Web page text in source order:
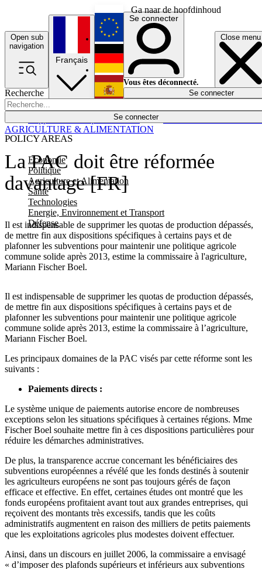
Ga naar de hoofdinhoud
Open sub
navigation
Close menu
Recherche
Se connecter
POLICY AREAS
Economie
Politique
Agriculture et Alimentation
Santé
Technologies
Energie, Environnement et Transport
Défense
Économie
Français
English
Deutsch
Español
Se connecter
Vous êtes déconnecté.
Se connecter
La PAC doit être réformée
davantage [FR]
Il est indispensable de supprimer les quotas de production dépassés,
de mettre fin aux dispositions spécifiques à certains pays et de
plafonner les subventions pour maintenir une politique agricole
commune solide après 2013, estime la commissaire à l'agriculture,
Mariann Fischer Boel.
AGRICULTURE & ALIMENTATION
Il est indispensable de supprimer les quotas de production dépassés,
de mettre fin aux dispositions spécifiques à certains pays et de
plafonner les subventions pour maintenir une politique agricole
commune solide après 2013, estime la commissaire à l’agriculture,
Mariann Fischer Boel.
Les principaux domaines de la PAC visés par cette réforme sont les
suivants :
Paiements directs :
Le système unique de paiements autorise encore de nombreuses
exceptions selon les situations spécifiques à certaines régions. Mme
Fischer Boel souhaite mettre fin à ces dispositions particulières pour
réduire les démarches administratives.
De plus, la transparence accrue concernant les bénéficiaires des
subventions européennes a révélé que les fonds destinés à soutenir
les agriculteurs européens ne sont pas toujours gérés de façon
efficace et effective. En effet, certaines études ont montré que les
fonds européens profitaient avant tout aux grandes entreprises, qui
reçoivent des montants très excessifs, tandis que les coûts
administratifs augmentent en raison des milliers de petits paiements
que les exploitations agricoles plus modestes doivent effectuer.
Ainsi, dans un discours en juillet 2006, la commissaire a envisagé
« d’imposer des plafonds supérieurs et inférieurs aux subventions